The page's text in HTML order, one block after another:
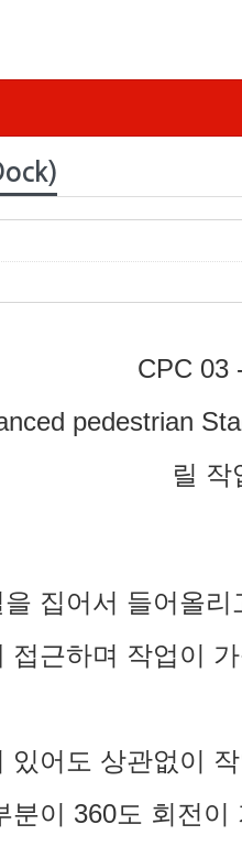
CPC 03
pedestrian
릴 작
집어서 들어올리
접근하며 작업이
있어도 상관없이
분이 360도 회전이